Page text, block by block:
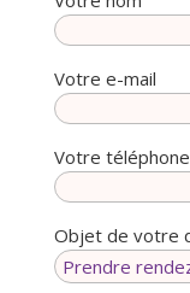
Votre e-mail
Votre téléphone
Objet de votre